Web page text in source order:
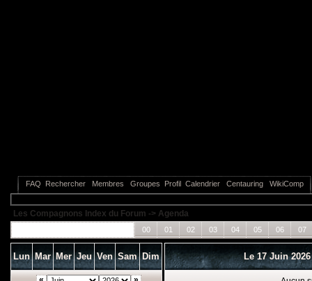
FAQ Rechercher Membres Groupes Profil Calendrier Centauring WikiComp
Les Compagnons Index du Forum -> Agenda
00 01 02 03 04 05 06 07
Lun Mar Mer Jeu Ven Sam Dim Le 17 Juin